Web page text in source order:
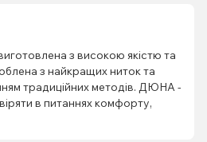
з високою якістю та
з найкращих ниток та
традиційних методів. ДЮНА -
в питаннях комфорту,